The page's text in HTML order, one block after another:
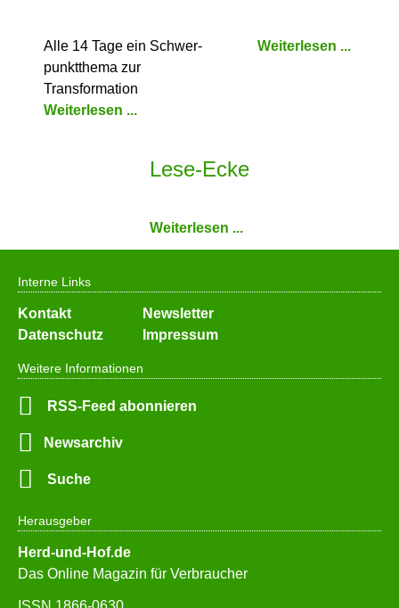
Alle 14 Tage ein Schwer­
punkt­thema zur
Transformation
Weiterlesen ...
Weiterlesen ...
Lese-Ecke
Weiterlesen ...
Herausgeber
Herd-und-Hof.de
Das Online Magazin für Verbraucher
Weitere Informationen
RSS-Feed abonnieren
Newsarchiv
Suche
Interne Links
Navigation
überspringen
Kontakt
Newsletter
Datenschutz
Impressum